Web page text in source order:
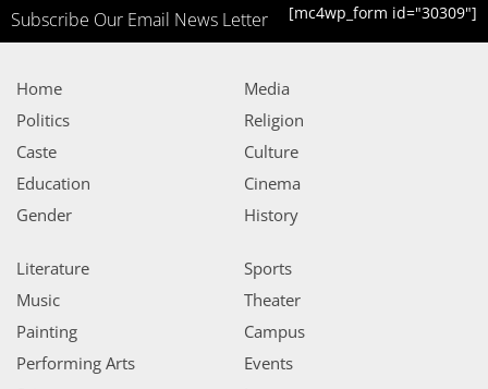
Subscribe Our Email News Letter [mc4wp_form id="30309"]
Home
Politics
Caste
Education
Gender
Media
Religion
Culture
Cinema
History
Literature
Music
Painting
Performing Arts
Sports
Theater
Campus
Events